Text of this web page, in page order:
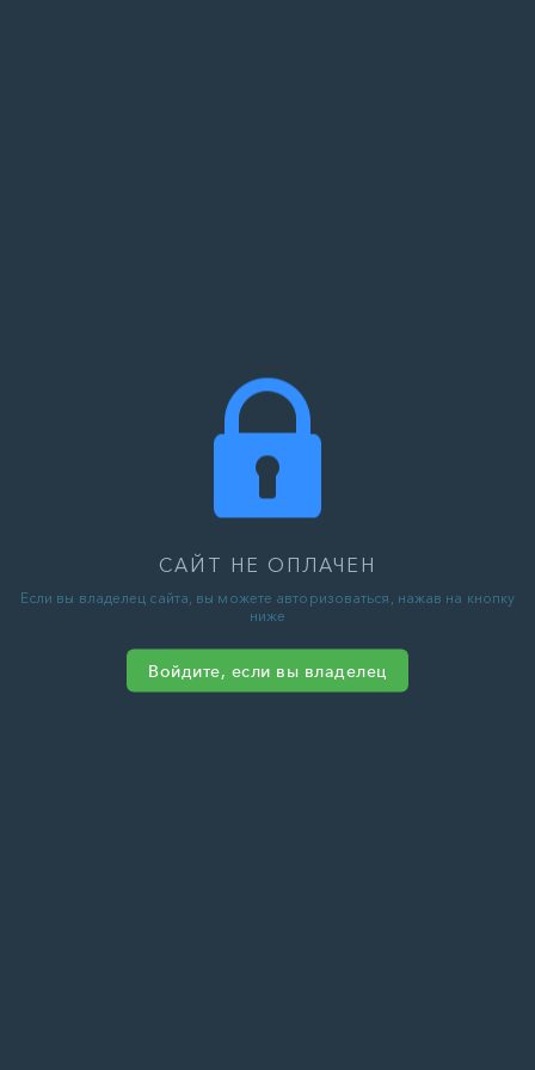
САЙТ НЕ ОПЛАЧЕН
Если вы владелец сайта, вы можете авторизоваться, нажав на кнопку
ниже
Войдите, если вы владелец